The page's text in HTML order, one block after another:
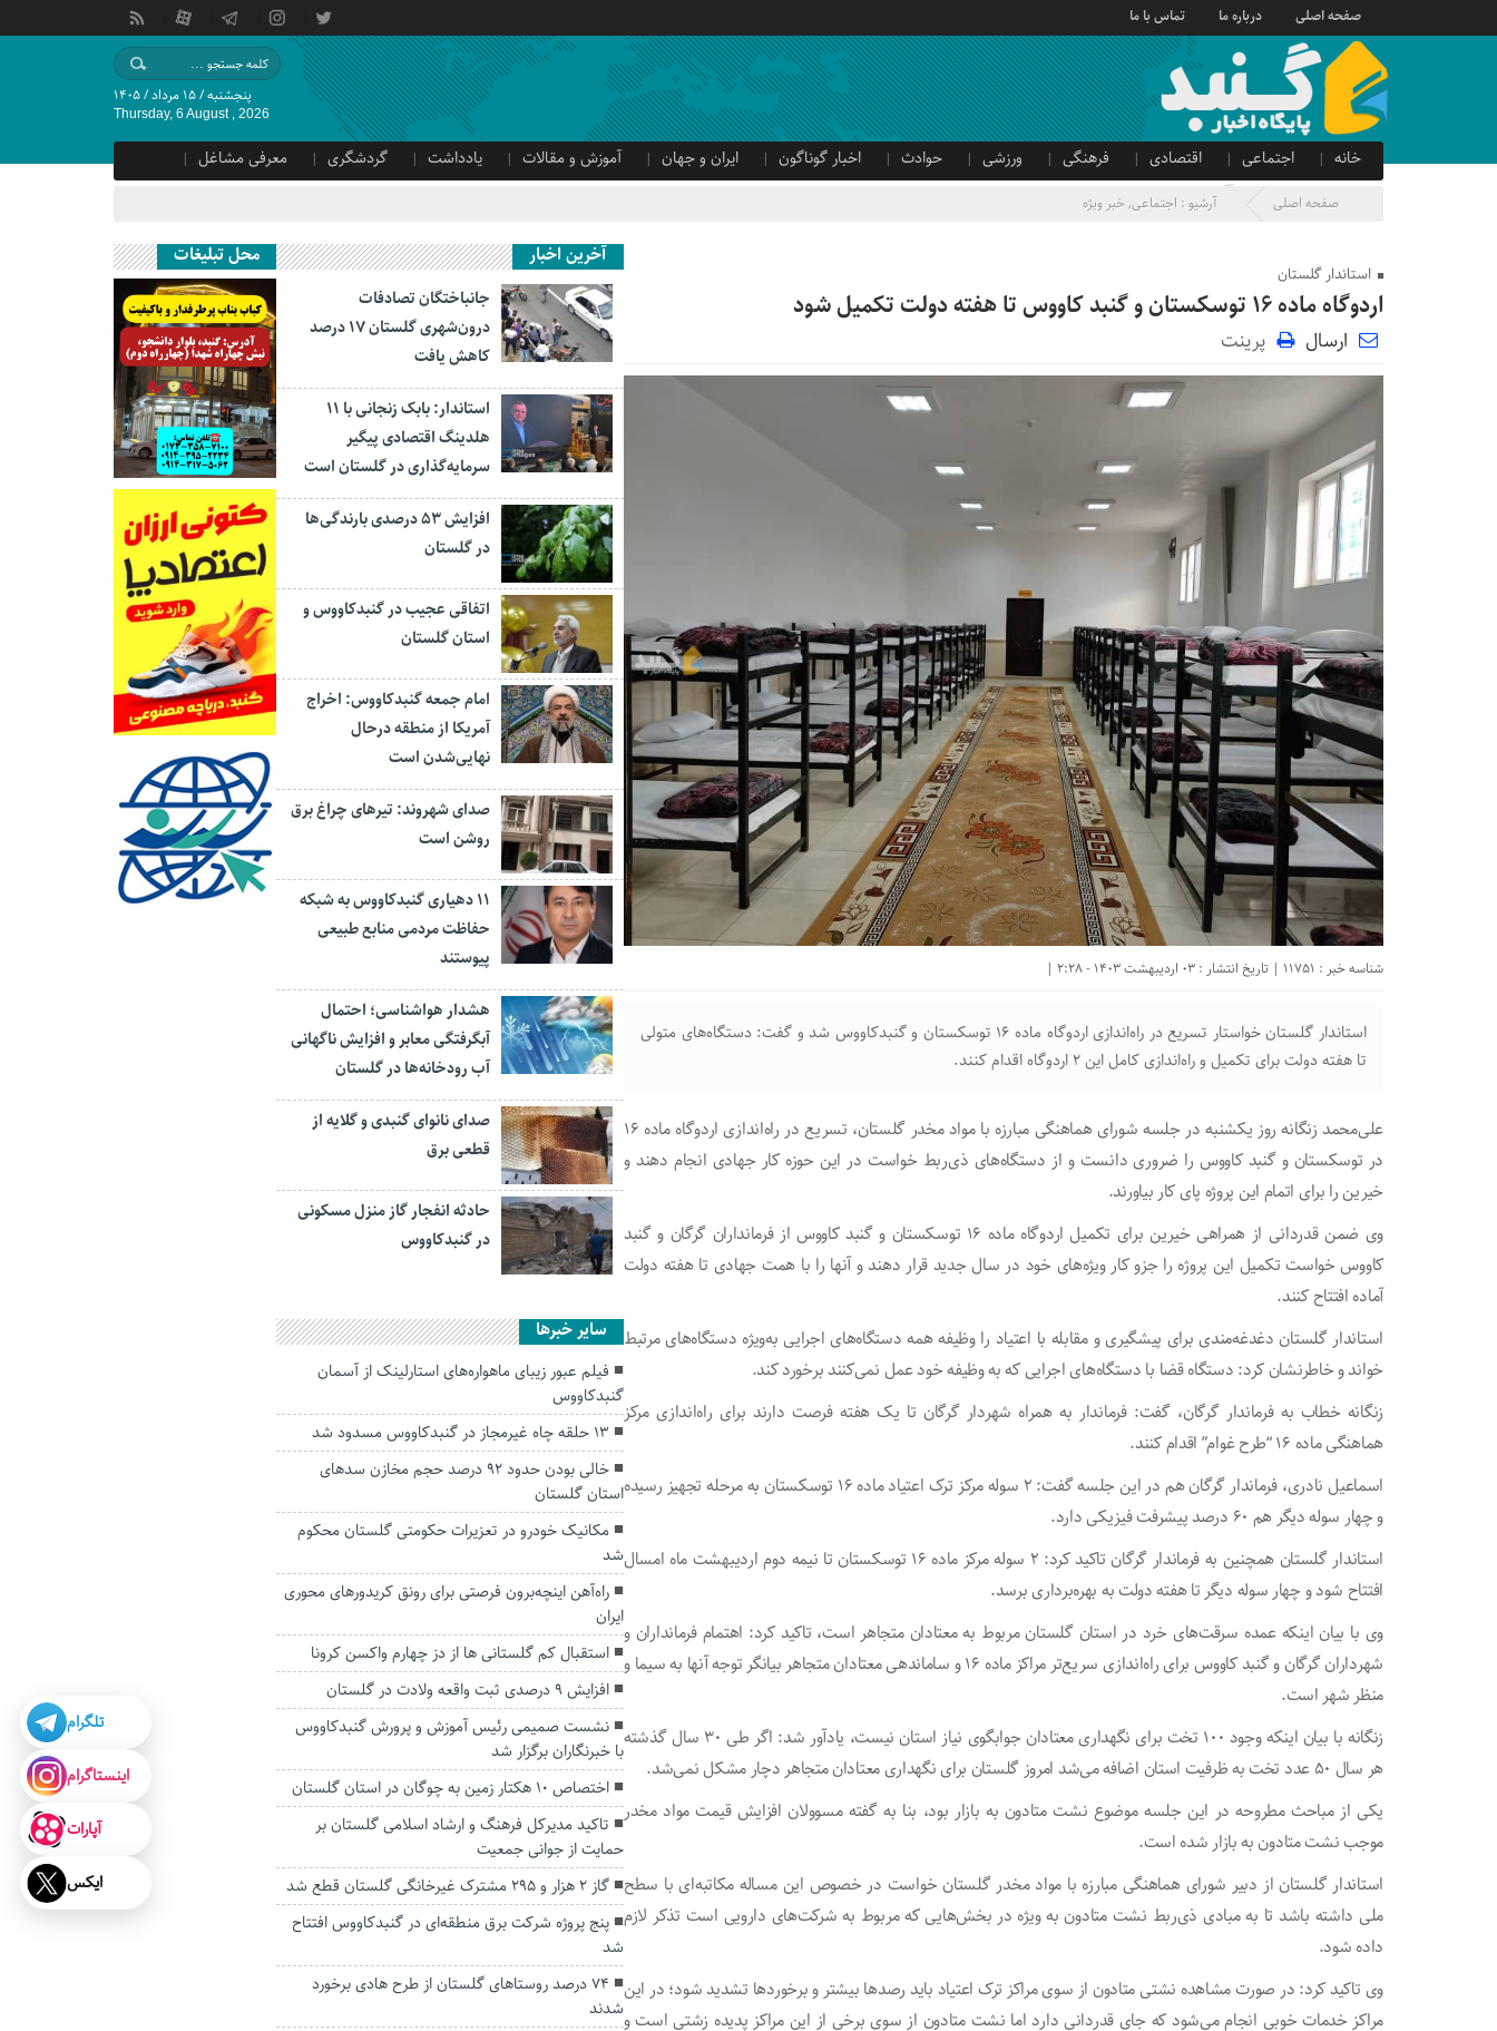
صفحه اصلی درباره ما تماس با ما
پنجشنبه / ۱۵ مرداد / ۱۴۰۵
Thursday, 6 August , 2026
خانه اجتماعی اقتصادی فرهنگی ورزشی حوادث اخبار گوناگون ایران و جهان آموزش و مقالات یادداشت گردشگری
معرفی مشاغل
صدای شهروند
آگهی دولتی صفحه اصلی آرشیو : اجتماعی,خبر ویژه
استاندار گلستان
اردوگاه ماده ۱۶ توسکستان و گنبد کاووس تا هفته دولت تکمیل شود
ارسال پرینت
شناسه خبر : 11751 | تاریخ انتشار : 03 اردیبهشت 1403 - 2:28 |
استاندار گلستان خواستار تسریع در راه‌اندازی اردوگاه ماده ۱۶ توسکستان و گنبدکاووس شد و گفت: دستگاه‌های متولی
تا هفته دولت برای تکمیل و راه‌اندازی کامل این ۲ اردوگاه اقدام کنند.
علی‌محمد زنگانه روز یکشنبه در جلسه شورای هماهنگی مبارزه با مواد مخدر گلستان، تسریع در راه‌اندازی اردوگاه ماده ۱۶
در توسکستان و گنبد کاووس را ضروری دانست و از دستگاه‌های ذی‌ربط خواست در این حوزه کار جهادی انجام دهند و
خیرین را برای اتمام این پروژه پای کار بیاورند.
وی ضمن قدردانی از همراهی خیرین برای تکمیل اردوگاه ماده ۱۶ توسکستان و گنبد کاووس از فرمانداران گرگان و گنبد
کاووس خواست تکمیل این پروژه را جزو کار ویژه‌های خود در سال جدید قرار دهند و آنها را با همت جهادی تا هفته دولت
آماده افتتاح کنند.
استاندار گلستان دغدغه‌مندی برای پیشگیری و مقابله با اعتیاد را وظیفه همه دستگاه‌های اجرایی به‌ویژه دستگاه‌های مرتبط
خواند و خاطرنشان کرد: دستگاه قضا با دستگاه‌های اجرایی که به وظیفه‌ خود عمل نمی‌کنند برخورد کند.
زنگانه خطاب به فرماندار گرگان، گفت: فرماندار به همراه شهردار گرگان تا یک هفته فرصت دارند برای راه‌اندازی مرکز
هماهنگی ماده ۱۶ “طرح غوام” اقدام کنند.
اسماعیل نادری، فرماندار گرگان هم در این جلسه گفت: ۲ سوله مرکز ترک اعتیاد ماده ۱۶ توسکستان به مرحله تجهیز رسیده
و چهار سوله دیگر هم ۶۰ درصد پیشرفت فیزیکی دارد.
استاندار گلستان همچنین به فرماندار گرگان تاکید کرد: ۲ سوله مرکز ماده ۱۶ توسکستان تا نیمه دوم اردیبهشت ماه امسال
افتتاح شود و چهار سوله دیگر تا هفته دولت به بهره‌برداری برسد.
وی با بیان اینکه عمده سرقت‌های خرد در استان گلستان مربوط به معتادان متجاهر است، تاکید کرد: اهتمام فرمانداران و
شهرداران گرگان و گنبد کاووس برای راه‌اندازی سریع‌تر مراکز ماده ۱۶ و ساماندهی معتادان متجاهر بیانگر توجه آنها به سیما و
منظر شهر است.
زنگانه با بیان اینکه وجود ۱۰۰ تخت برای نگهداری معتادان جوابگوی نیاز استان نیست، یادآور شد: اگر طی ۳۰ سال گذشته
هر سال ۵۰ عدد تخت به ظرفیت استان اضافه می‌شد امروز گلستان برای نگهداری معتادان متجاهر دچار مشکل نمی‌شد.
یکی از مباحث مطروحه در این جلسه موضوع نشت متادون به بازار بود، بنا به گفته مسوولان افزایش قیمت مواد مخدر
موجب نشت متادون به بازار شده است.
استاندار گلستان از دبیر شورای هماهنگی مبارزه با مواد مخدر گلستان خواست در خصوص این مساله مکاتبه‌ای با سطح
ملی داشته باشد تا به مبادی ذی‌ربط نشت متادون به ویژه در بخش‌هایی که مربوط به شرکت‌های دارویی است تذکر لازم
داده شود.
وی تاکید کرد: در صورت مشاهده نشتی متادون از سوی مراکز ترک اعتیاد باید رصدها بیشتر و برخوردها تشدید شود؛ در این
مراکز خدمات خوبی انجام می‌شود که جای قدردانی دارد اما نشت متادون از سوی برخی از این مراکز پدیده زشتی است و
آخرین اخبار
جانباختگان تصادفات
درون‌شهری گلستان ۱۷ درصد
کاهش یافت
استاندار: بابک زنجانی با ۱۱
هلدینگ اقتصادی پیگیر
سرمایه‌گذاری در گلستان است
افزایش ۵۳ درصدی بارندگی‌ها
در گلستان
اتفاقی عجیب در‌ گنبدکاووس و
استان گلستان
امام جمعه گنبدکاووس: اخراج
آمریکا از منطقه درحال
نهایی‌شدن است
صدای شهروند: تیرهای چراغ برق
روشن است
۱۱ دهیاری گنبدکاووس به شبکه
حفاظت مردمی منابع طبیعی
پیوستند
هشدار هواشناسی؛ احتمال
آبگرفتگی معابر و افزایش ناگهانی
آب رودخانه‌ها در گلستان
صدای نانوای گنبدی و گلایه از
قطعی برق
حادثه انفجار گاز منزل مسکونی
در گنبدکاووس
سایر خبرها
فیلم عبور زیبای ماهواره‌های استارلینک از آسمان
گنبدکاووس
۱۳ حلقه چاه غیرمجاز در گنبدکاووس مسدود شد
خالی بودن حدود ۹۲ درصد حجم مخازن سد‌های
استان گلستان
مکانیک خودرو در تعزیرات حکومتی گلستان محکوم
شد
راه‌آهن اینچه‌برون فرصتی برای رونق کریدورهای محوری
ایران
استقبال کم گلستانی ها از دز چهارم واکسن کرونا
افزایش ۹ درصدی ثبت واقعه ولادت در گلستان
نشست صمیمی رئیس آموزش و پرورش گنبدکاووس
با خبرنگاران برگزار شد
اختصاص ۱۰ هکتار زمین به چوگان در استان گلستان
تاکید مدیرکل فرهنگ و ارشاد اسلامی گلستان بر
حمایت از جوانی جمعیت
گاز ۲ هزار و ۲۹۵ مشترک غیرخانگی گلستان قطع شد
پنج پروژه شرکت برق منطقه‌ای در گنبدکاووس افتتاح
شد
۷۴ درصد روستاهای گلستان از طرح هادی برخورد
شدند
محل تبلیغات
تلگرام
اینستاگرام
آپارات
ایکس